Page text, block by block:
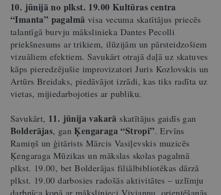
10. jūnijā no plkst. 19.00 Kultūras centra
“Imanta” pagalmā visa vecuma skatītājus priecēs
talantīgā burvju mākslinieka Dantes Pecolli
priekšnesums ar trikiem, ilūzijām un pārsteidzošiem
vizuāliem efektiem. Savukārt otrajā daļā uz skatuves
kāps pieredzējušie improvizatori Juris Kozlovskis un
Artūrs Breidaks, piedāvājot izrādi, kas tiks radīta uz
vietas, mijiedarbojoties ar publiku.
Savukārt, 11. jūnija vakarā skatītājus gaidīs gan
Bolderājas, ganĶengaraga “Stropi”. Ervīns
Ramiņš un ģitārists Mārcis Vasiļevskis muzicēs
Ķengaraga Mūzikas un mākslas skolas pagalmā
plkst. 19.00, bet Bolderājas filiālbibliotēkas dārzā
plkst. 19.00 darbosies radošās aktivitātes – uzlīmju